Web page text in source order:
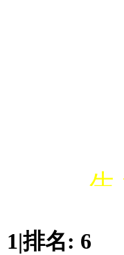
生
网
1|排名: 6